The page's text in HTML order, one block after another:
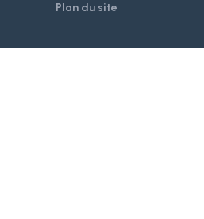
Plan du site